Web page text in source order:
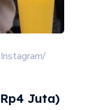
Juta)